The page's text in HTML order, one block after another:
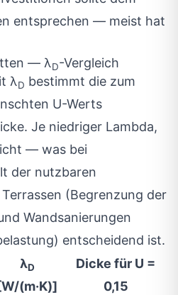
entsprechen — meist hat
— λD-Vergleich
λD bestimmt die zum
U-Werts
Je niedriger Lambda,
— was bei
der nutzbaren
(Begrenzung der
Wandsanierungen
entscheidend ist.
λD
[W/(m·K)]
Dicke für U =
0,15